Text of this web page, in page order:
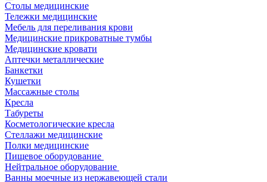
Столы медицинские
Тележки медицинские
Мебель для переливания крови
Медицинские прикроватные тумбы
Медицинские кровати
Аптечки металлические
Банкетки
Кушетки
Массажные столы
Кресла
Табуреты
Косметологические кресла
Стеллажи медицинские
Полки медицинские
Пищевое оборудование
Нейтральное оборудование
Ванны моечные из нержавеющей стали